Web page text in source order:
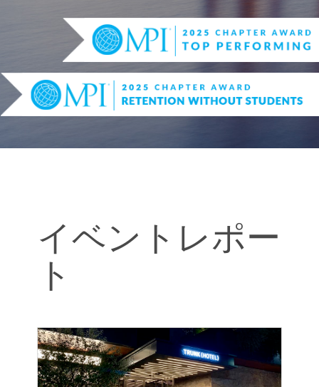
イベントレポー
ト